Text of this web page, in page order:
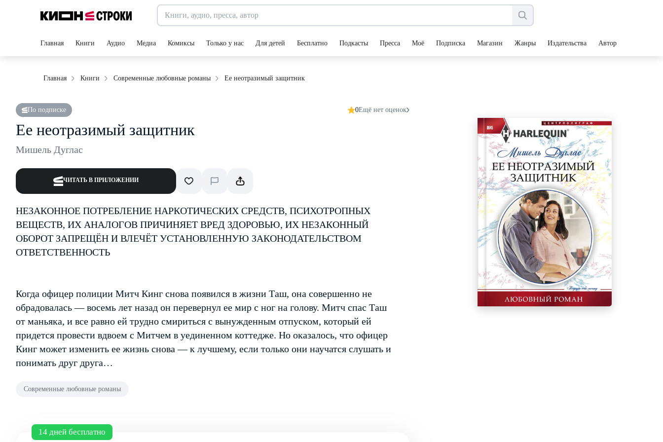
Главная Книги Аудио Медиа Комиксы Только у нас Для детей Бесплатно Подкасты Пресса Моё Подписка Магазин Жанры Издательства Авторы
Главная Книги Современные любовные романы Ее неотразимый защитник
По подписке 0Ещё нет оценок
Ее неотразимый защитник
Мишель Дуглас
ЧИТАТЬ В ПРИЛОЖЕНИИ
НЕЗАКОННОЕ ПОТРЕБЛЕНИЕ НАРКОТИЧЕСКИХ СРЕДСТВ, ПСИХОТРОПНЫХ
ВЕЩЕСТВ, ИХ АНАЛОГОВ ПРИЧИНЯЕТ ВРЕД ЗДОРОВЬЮ, ИХ НЕЗАКОННЫЙ
ОБОРОТ ЗАПРЕЩЁН И ВЛЕЧЁТ УСТАНОВЛЕННУЮ ЗАКОНОДАТЕЛЬСТВОМ
ОТВЕТСТВЕННОСТЬ
Когда офицер полиции Митч Кинг снова появился в жизни Таш, она совершенно не
обрадовалась — восемь лет назад он перевернул ее мир с ног на голову. Митч спас Таш
от маньяка, и все равно ей трудно смириться с вынужденным отпуском, который ей
придется провести вдвоем с Митчем в уединенном коттедже. Но оказалось, что офицер
Кинг может изменить ее жизнь снова — к лучшему, если только они научатся слушать и
понимать друг друга…
Современные любовные романы
14 дней бесплатно